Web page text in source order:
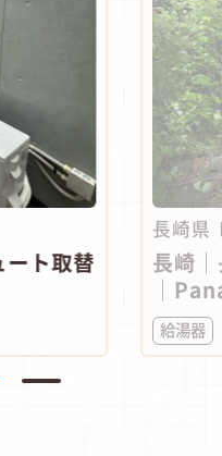
ート取替
長崎県
長崎
｜
給湯器